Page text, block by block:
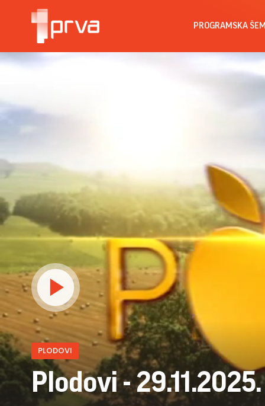
PROGRAMSKA
PLODOVI
Plodovi - 29.11.2025.